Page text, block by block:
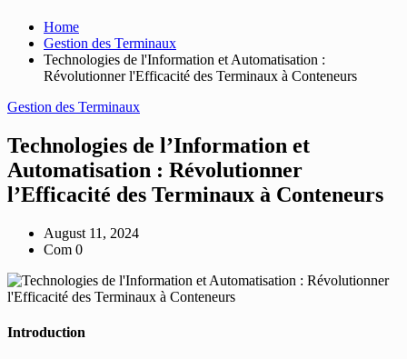
Home
Gestion des Terminaux
Technologies de l'Information et Automatisation :
Révolutionner l'Efficacité des Terminaux à Conteneurs
Gestion des Terminaux
Technologies de l’Information et
Automatisation : Révolutionner
l’Efficacité des Terminaux à Conteneurs
August 11, 2024
Com 0
Introduction